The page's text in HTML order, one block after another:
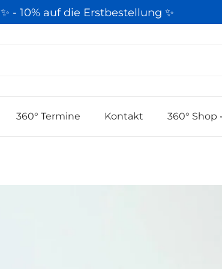
✨ - 10% auf die Erstbestellung ✨
360° Termine Kontakt 360° Shop